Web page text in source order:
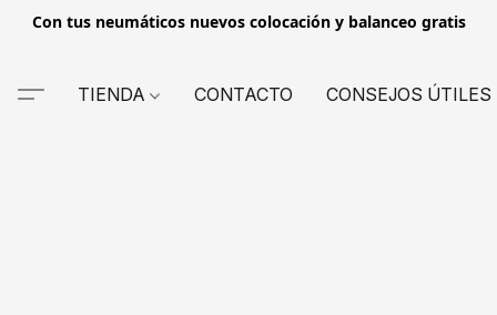
Con tus neumáticos nuevos colocación y balanceo gratis
TIENDA CONTACTO CONSEJOS ÚTILES